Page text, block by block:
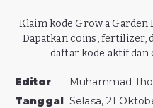
Klaim kode Grow a
Dapatkan coins, fertilizer,
daftar kode aktif dan
Editor
Muhammad
Tanggal Selasa, 21